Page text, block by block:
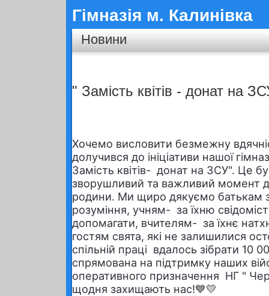
Гімназія м. Калинівка
Новини
" Замість квітів - донат на
Хочемо висловити безмежну
долучився до ініціативи нашої
Замість квітів- донат на ЗСУ". Це
зворушливий та важливий момент
родини. Ми щиро дякуємо батькам
розуміння, учням- за їхню
допомагати, вчителям- за їхнє
гостям свята, які не залишилися
спільній праці вдалось зібрати 10
спрямована на підтримку наших
оперативного призначення НГ "
щодня захищають нас!💙💛